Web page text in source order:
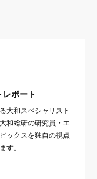
レポート
大和スペシャリスト
和総研の研究員・エ
ックスを独自の視点
す。